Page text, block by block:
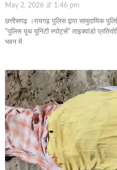
May 2, 2026 1:46 pm
छत्तीसगढ़ ।रायगढ़ पुलिस द्वारा सामुदायिक
“पुलिस यूथ यूनिटी स्पोर्ट्स” ताइक्वांडो
भवन में